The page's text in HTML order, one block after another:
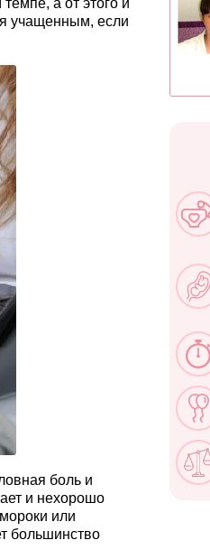
а от этого и
учащенным, если
боль и
и нехорошо
или
большинство